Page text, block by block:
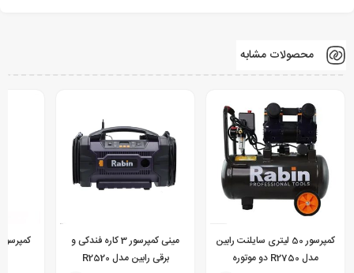
محصولات مشابه
کمپرسور 50 لیتری سایلنت رابین
مدل R2750 دو موتوره
مینی کمپرسور 3 کاره فندکی و
برقی رابین مدل R2520